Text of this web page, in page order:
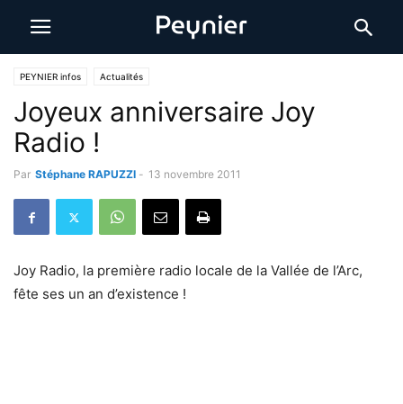
PEYNIER infos Actualités
Joyeux anniversaire Joy
Radio !
Par Stéphane RAPUZZI - 13 novembre 2011
Joy Radio, la première radio locale de la Vallée de l’Arc,
fête ses un an d’existence !